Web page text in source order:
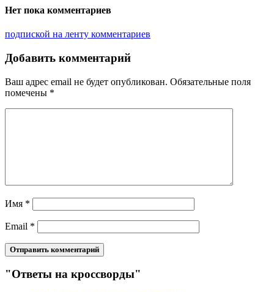
Нет пока комментариев
подпиской на ленту комментариев
Добавить комментарий
Ваш адрес email не будет опубликован. Обязательные поля
помечены *
Имя *
Email *
"Ответы на кроссворды"